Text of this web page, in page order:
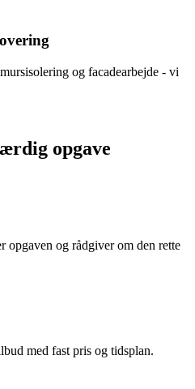
og facadearbejde - vi
opgave
opgaven og rådgiver om den rette
med fast pris og tidsplan.